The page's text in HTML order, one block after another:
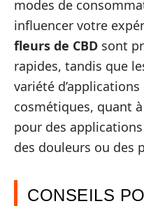
modes de
influencer votre
fleurs de CBD sont
rapides, tandis que
variété
cosmétiques, quant
pour des
des douleurs ou des
CONSEILS